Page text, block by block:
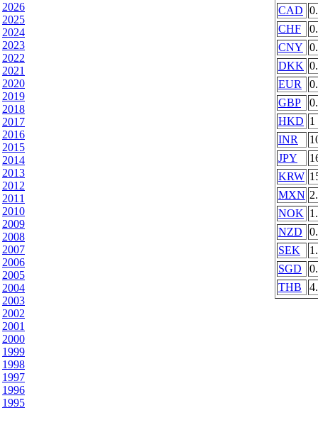
2026
2025
2024
2023
2022
2021
2020
2019
2018
2017
2016
2015
2014
2013
2012
2011
2010
2009
2008
2007
2006
2005
2004
2003
2002
2001
2000
1999
1998
1997
1996
1995
CAD
CHF
CNY
DKK
EUR
GBP
HKD 1
INR
JPY
KRW
MXN
NOK
NZD
SEK
SGD
THB